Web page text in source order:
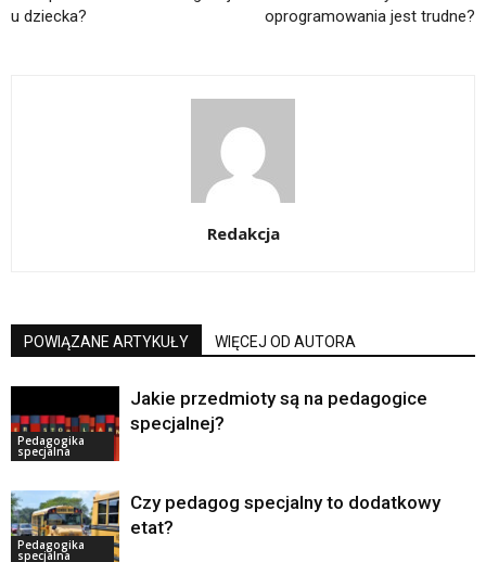
u dziecka?
oprogramowania jest trudne?
Redakcja
POWIĄZANE ARTYKUŁY WIĘCEJ OD AUTORA
Pedagogika
specjalna
Jakie przedmioty są na pedagogice
specjalnej?
Pedagogika
specjalna
Czy pedagog specjalny to dodatkowy
etat?